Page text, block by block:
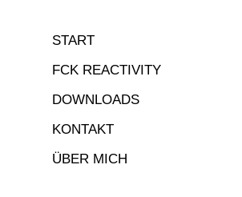
START
FCK REACTIVITY
DOWNLOADS
KONTAKT
ÜBER MICH